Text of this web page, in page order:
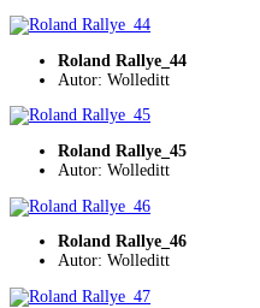
Roland Rallye_44
Autor: Wolleditt
Roland Rallye_45
Autor: Wolleditt
Roland Rallye_46
Autor: Wolleditt